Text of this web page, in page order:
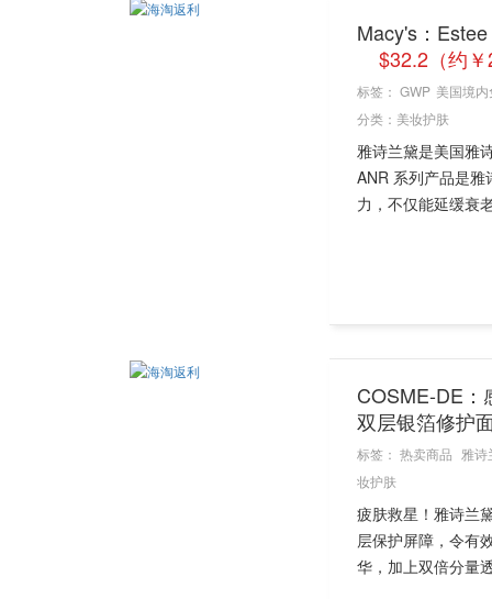
Macy's：
$32.2（约
标签： GWP 美国境
分类： 美妆护肤
雅诗兰黛是美国雅
ANR 系列产品是
力，不仅能延缓衰
COSME-DE：
双层银箔修护
标签： 热卖商品 雅诗
妆护肤
疲肤救星！雅诗兰
层保护屏障，令有
华，加上双倍分量